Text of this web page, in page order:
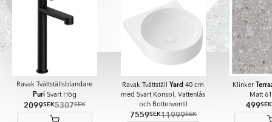
Ravak Tvättställsblandare
PuriSvart Hög
2099SEK5307SEK
Ravak Tvättställ Yard 40 cm
med Svart Konsol, Vattenlås
och Bottenventil
7559SEK11999SEK
Klinker
Matt
499SEK